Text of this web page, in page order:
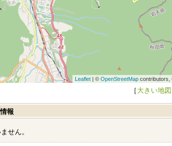
Leaflet| © OpenStreetMapcontributors,
［大きい地図
報
せん。